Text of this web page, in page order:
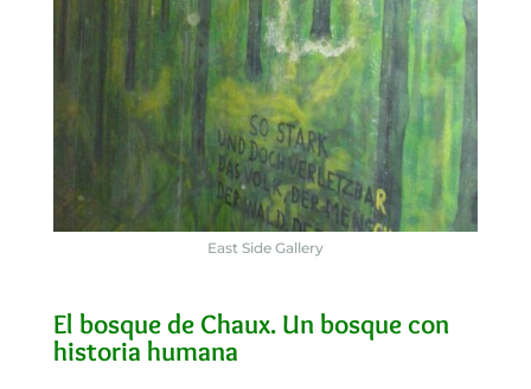
East Side Gallery
El bosque de Chaux. Un bosque con
historia humana